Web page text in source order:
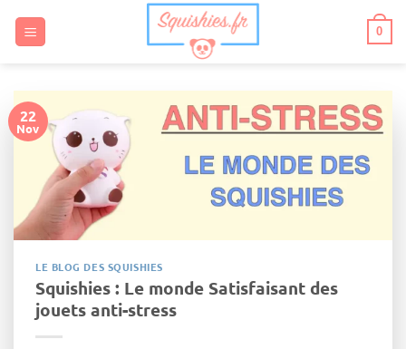
0
22
Nov
LE BLOG DES SQUISHIES
Squishies : Le monde Satisfaisant des
jouets anti-stress